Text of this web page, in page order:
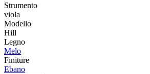
Strumento
viola
Modello
Hill
Legno
Melo
Finiture
Ebano